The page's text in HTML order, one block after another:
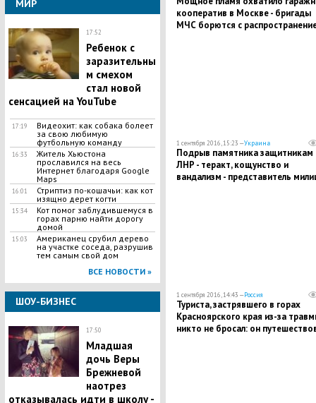
МИР
17:52
Ребенок с
заразительны
м смехом
стал новой
сенсацией на YouTube
17:19
Видеохит: как собака болеет
за свою любимую
футбольную команду
16:33
Житель Хьюстона
прославился на весь
Интернет благодаря Google
Maps
16:01
Стриптиз по-кошачьи: как кот
изящно дерет когти
15:34
Кот помог заблудившемуся в
горах парню найти дорогу
домой
15:03
Американец срубил дерево
на участке соседа, разрушив
тем самым свой дом
ВСЕ НОВОСТИ »
ШОУ-БИЗНЕС
17:50
Младшая
дочь Веры
Брежневой
наотрез
отказывалась идти в школу -
кооператив в Москве - бригады
МЧС борются с
1 сентября 2016, 15:23 —Украина
Подрыв памятника защитникам
ЛНР - теракт, кощунство и
вандализм - представитель
1 сентября 2016, 14:43 —Россия
Туриста, застрявшего в горах
Красноярского края из-за
никто не бросал: он